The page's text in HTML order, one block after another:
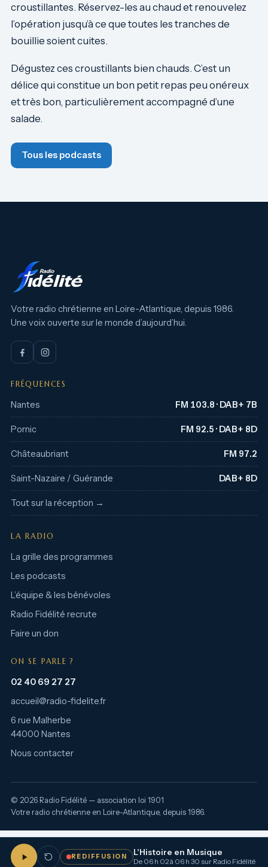
croustillantes. Réservez-les au chaud et renouvelez
l’opération jusqu’à ce que toutes les tranches de
bouillie soient cuites.
Dégustez ces croustillants bien chauds. C’est un
délice qui constitue un bon petit repas peu onéreux
et très bon, particulièrement accompagné d’une
salade.
Tous les podcasts
Votre radio chrétienne en Loire-Atlantique, depuis 1986.
Une voix ouverte sur le monde d’aujourd’hui.
FRÉQUENCES
Nantes FM 103.8 · DAB+ 7B
Pornic FM 92.5 · DAB+ 8D
Châteaubriant FM 97.2
Saint-Nazaire / Guérande DAB+ 8D
Tout sur la réception →
LA RADIO
La grille des programmes
Les podcasts
L’équipe & les bénévoles
Radio Fidélité recrute
Faire un don
ON SE PARLE ?
02 40 69 27 27
accueil@radio-fidelite.fr
6 rue Malherbe
44000 Nantes
Nous contacter
© 2026 Radio Fidélité — association loi 1901
Votre radio chrétienne en Loire-Atlantique, depuis 1986.
REDIFFUSION L'Histoire en Musique
De 06 h 02 à 06 h 30 sur Radio Fidélité